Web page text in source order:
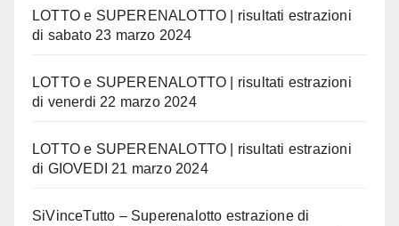
LOTTO e SUPERENALOTTO | risultati estrazioni
di sabato 23 marzo 2024
LOTTO e SUPERENALOTTO | risultati estrazioni
di venerdi 22 marzo 2024
LOTTO e SUPERENALOTTO | risultati estrazioni
di GIOVEDI 21 marzo 2024
SiVinceTutto – Superenalotto estrazione di